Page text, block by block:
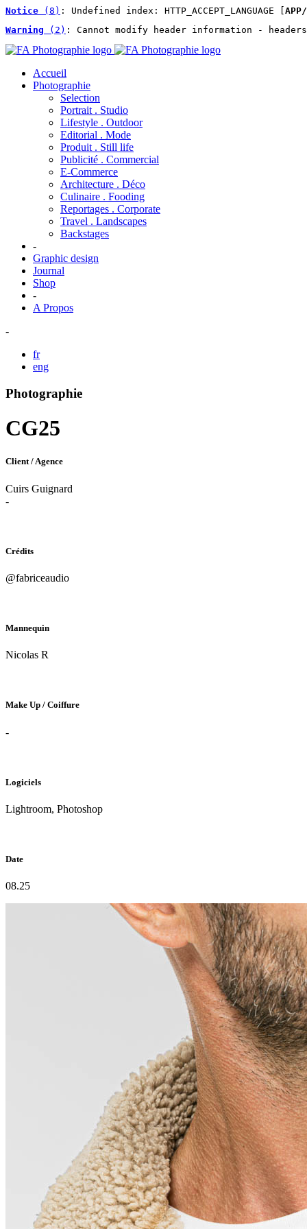
Notice (8) : Undefined index: HTTP_ACCEPT_LANGUAGE [
Warning (2) : Cannot modify header information -
Accueil
Photographie
Selection
Portrait . Studio
Lifestyle . Outdoor
Editorial . Mode
Produit . Still life
Publicité . Commercial
E-Commerce
Architecture . Déco
Culinaire . Fooding
Reportages . Corporate
Travel . Landscapes
Backstages
-
Graphic design
Journal
Shop
-
A Propos
-
fr
eng
Photographie
CG25
Client / Agence
Cuirs Guignard
-
Crédits
@fabriceaudio
Mannequin
Nicolas R
Make Up / Coiffure
-
Logiciels
Lightroom, Photoshop
Date
08.25